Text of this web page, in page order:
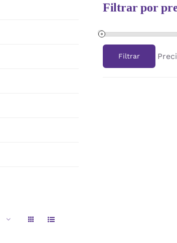
Filtrar por
Filtrar